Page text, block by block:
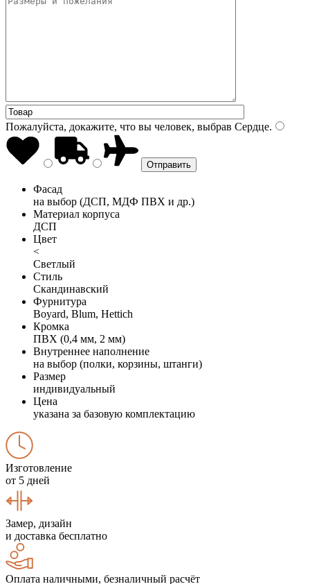
Пожалуйста, докажите, что вы человек, выбрав Сердце.
Фасад
на выбор (ДСП, МДФ ПВХ и др.)
Материал корпуса
ДСП
Цвет
<
Светлый
Стиль
Скандинавский
Фурнитура
Boyard, Blum, Hettich
Кромка
ПВХ (0,4 мм, 2 мм)
Внутреннее наполнение
на выбор (полки, корзины, штанги)
Размер
индивидуальный
Цена
указана за базовую комплектацию
Изготовление
от 5 дней
Замер, дизайн
и доставка бесплатно
Оплата наличными, безналичный расчёт